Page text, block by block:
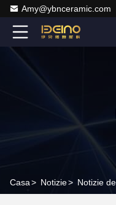
Amy@ybnceramic.com
Casa> Notizie>